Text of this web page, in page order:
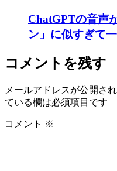
ChatGPTの音声
ン」に似すぎて
コメントを残す
メールアドレスが公開さ
ている欄は必須項目です
コメント ※